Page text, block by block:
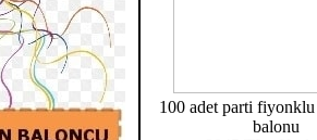
100 adet parti
balonu